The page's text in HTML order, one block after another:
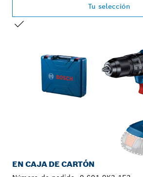
Tu selección
EN CAJA DE CARTÓN